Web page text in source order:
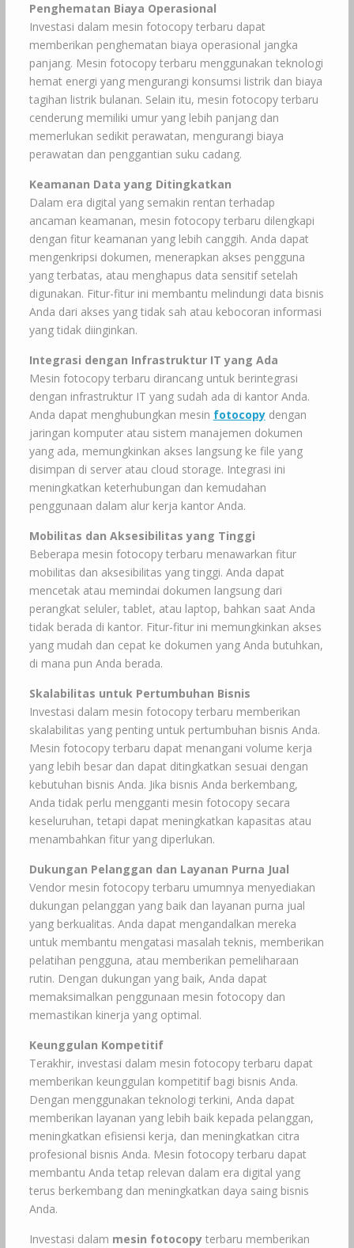
Penghematan Biaya Operasional
Investasi dalam mesin fotocopy terbaru dapat
memberikan penghematan biaya operasional jangka
panjang. Mesin fotocopy terbaru menggunakan teknologi
hemat energi yang mengurangi konsumsi listrik dan biaya
tagihan listrik bulanan. Selain itu, mesin fotocopy terbaru
cenderung memiliki umur yang lebih panjang dan
memerlukan sedikit perawatan, mengurangi biaya
perawatan dan penggantian suku cadang.
Keamanan Data yang Ditingkatkan
Dalam era digital yang semakin rentan terhadap
ancaman keamanan, mesin fotocopy terbaru dilengkapi
dengan fitur keamanan yang lebih canggih. Anda dapat
mengenkripsi dokumen, menerapkan akses pengguna
yang terbatas, atau menghapus data sensitif setelah
digunakan. Fitur-fitur ini membantu melindungi data bisnis
Anda dari akses yang tidak sah atau kebocoran informasi
yang tidak diinginkan.
Integrasi dengan Infrastruktur IT yang Ada
Mesin fotocopy terbaru dirancang untuk berintegrasi
dengan infrastruktur IT yang sudah ada di kantor Anda.
Anda dapat menghubungkan mesin fotocopydengan
jaringan komputer atau sistem manajemen dokumen
yang ada, memungkinkan akses langsung ke file yang
disimpan di server atau cloud storage. Integrasi ini
meningkatkan keterhubungan dan kemudahan
penggunaan dalam alur kerja kantor Anda.
Mobilitas dan Aksesibilitas yang Tinggi
Beberapa mesin fotocopy terbaru menawarkan fitur
mobilitas dan aksesibilitas yang tinggi. Anda dapat
mencetak atau memindai dokumen langsung dari
perangkat seluler, tablet, atau laptop, bahkan saat Anda
tidak berada di kantor. Fitur-fitur ini memungkinkan akses
yang mudah dan cepat ke dokumen yang Anda butuhkan,
di mana pun Anda berada.
Skalabilitas untuk Pertumbuhan Bisnis
Investasi dalam mesin fotocopy terbaru memberikan
skalabilitas yang penting untuk pertumbuhan bisnis Anda.
Mesin fotocopy terbaru dapat menangani volume kerja
yang lebih besar dan dapat ditingkatkan sesuai dengan
kebutuhan bisnis Anda. Jika bisnis Anda berkembang,
Anda tidak perlu mengganti mesin fotocopy secara
keseluruhan, tetapi dapat meningkatkan kapasitas atau
menambahkan fitur yang diperlukan.
Dukungan Pelanggan dan Layanan Purna Jual
Vendor mesin fotocopy terbaru umumnya menyediakan
dukungan pelanggan yang baik dan layanan purna jual
yang berkualitas. Anda dapat mengandalkan mereka
untuk membantu mengatasi masalah teknis, memberikan
pelatihan pengguna, atau memberikan pemeliharaan
rutin. Dengan dukungan yang baik, Anda dapat
memaksimalkan penggunaan mesin fotocopy dan
memastikan kinerja yang optimal.
Keunggulan Kompetitif
Terakhir, investasi dalam mesin fotocopy terbaru dapat
memberikan keunggulan kompetitif bagi bisnis Anda.
Dengan menggunakan teknologi terkini, Anda dapat
memberikan layanan yang lebih baik kepada pelanggan,
meningkatkan efisiensi kerja, dan meningkatkan citra
profesional bisnis Anda. Mesin fotocopy terbaru dapat
membantu Anda tetap relevan dalam era digital yang
terus berkembang dan meningkatkan daya saing bisnis
Anda.
Investasi dalam mesin fotocopyterbaru memberikan